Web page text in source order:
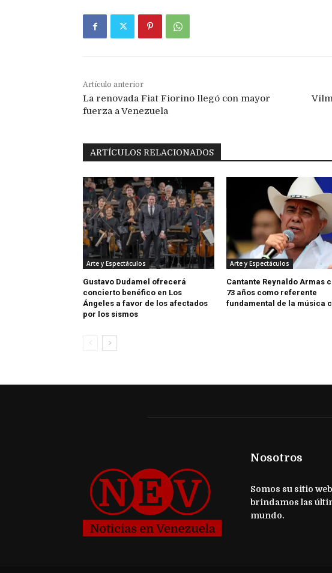
Artículo anterior
La renovada Fiat Fiorino llegó con mayor
fuerza a Venezuela
ARTÍCULOS RELACIONADOS
Arte y Espectáculos
Gustavo Dudamel ofrecerá
concierto benéfico en Los
Ángeles a favor de los afectados
por los sismos
Arte y Espectáculos
Cantante Reynaldo Armas
73 años como referente
fundamental de la música
Nosotros
Somos su sitio
brindamos las
mundo.